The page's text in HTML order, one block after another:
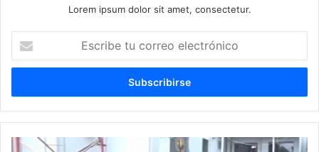
Lorem ipsum dolor sit amet, consectetur.
c
i
b